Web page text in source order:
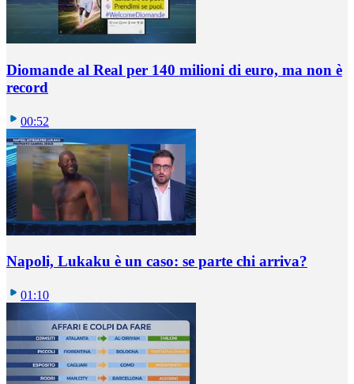
Diomande al Real per 140 milioni di euro, ma non è
record
00:52
Napoli, Lukaku è un caso: se parte chi arriva?
01:10